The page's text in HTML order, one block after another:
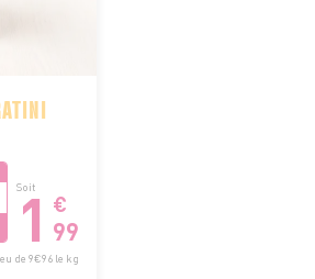
Soit
1 €
99
de 9€96 le kg